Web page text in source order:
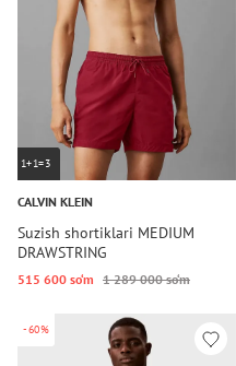
1+1=3
CALVIN KLEIN
Suzish shortiklari MEDIUM
DRAWSTRING
515 600 so‘m 1 289 000 so‘m
-60%